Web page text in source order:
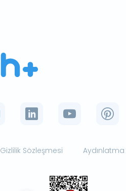
Gizlilik Sözleşmesi